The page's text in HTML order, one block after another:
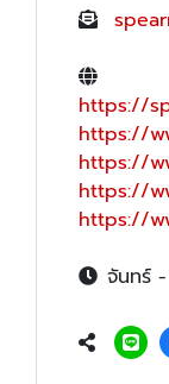
https://
https://
https://
https://
https://
จันทร์